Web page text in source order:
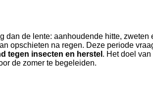
dan de lente: aanhoudende hitte,
opschieten na regen. Deze periode
tegen insecten en herstel . Het doel
de zomer te begeleiden.